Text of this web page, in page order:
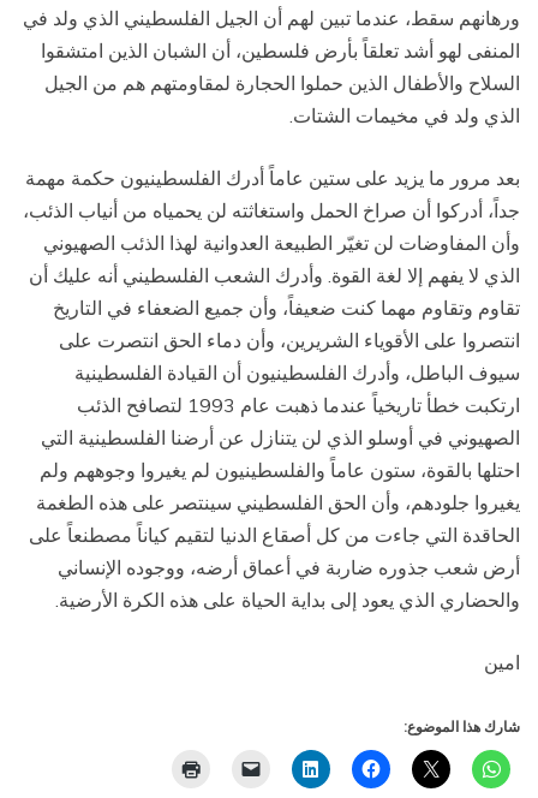
ورهانهم سقط، عندما تبين لهم أن الجيل الفلسطيني الذي ولد في
المنفى لهو أشد تعلقاً بأرض فلسطين، أن الشبان الذين امتشقوا
السلاح والأطفال الذين حملوا الحجارة لمقاومتهم هم من الجيل
الذي ولد في مخيمات الشتات.
بعد مرور ما يزيد على ستين عاماً أدرك الفلسطينيون حكمة مهمة
جداً، أدركوا أن صراخ الحمل واستغاثته لن يحمياه من أنياب الذئب،
وأن المفاوضات لن تغيّر الطبيعة العدوانية لهذا الذئب الصهيوني
الذي لا يفهم إلا لغة القوة. وأدرك الشعب الفلسطيني أنه عليك أن
تقاوم وتقاوم مهما كنت ضعيفاً، وأن جميع الضعفاء في التاريخ
انتصروا على الأقوياء الشريرين، وأن دماء الحق انتصرت على
سيوف الباطل، وأدرك الفلسطينيون أن القيادة الفلسطينية
ارتكبت خطأ تاريخياً عندما ذهبت عام 1993 لتصافح الذئب
الصهيوني في أوسلو الذي لن يتنازل عن أرضنا الفلسطينية التي
احتلها بالقوة، ستون عاماً والفلسطينيون لم يغيروا وجوههم ولم
يغيروا جلودهم، وأن الحق الفلسطيني سينتصر على هذه الطغمة
الحاقدة التي جاءت من كل أصقاع الدنيا لتقيم كياناً مصطنعاً على
أرض شعب جذوره ضاربة في أعماق أرضه، ووجوده الإنساني
والحضاري الذي يعود إلى بداية الحياة على هذه الكرة الأرضية.
امين
شارك هذا الموضوع: